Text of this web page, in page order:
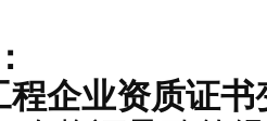
程企业资质证